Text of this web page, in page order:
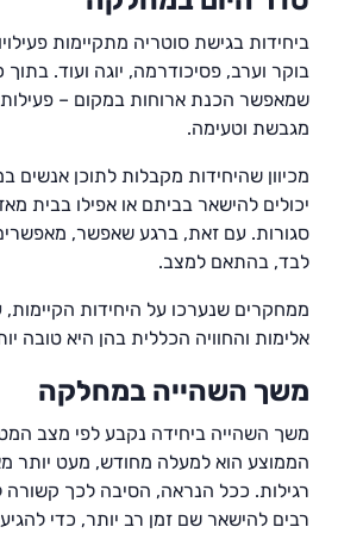
ביחידות בגישת סוטריה מתקיימות
בוקר וערב, פסיכודרמה, יוגה ועוד.
שמאפשר הכנת ארוחות במקום –
מגבשת וטעימה.
מכיוון שהיחידות מקבלות לתוכן
יכולים להישאר בביתם או אפילו בבית
סגורות. עם זאת, ברגע שאפשר, מאפשרים
לבד, בהתאם למצב.
ממחקרים שנערכו על היחידות
אלימות והחוויה הכללית בהן היא טובה
משך השהייה במחלקה
משך השהייה ביחידה נקבע לפי מצב
הממוצע הוא למעלה מחודש, מעט יותר
רגילות. ככל הנראה, הסיבה לכך קשורה
רבים להישאר שם זמן רב יותר, כדי